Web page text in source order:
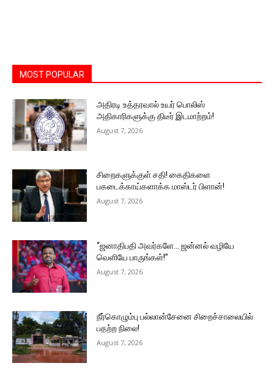
MOST POPULAR
அதிரடி உத்தரவால் உயர் பொலிஸ்
அதிகாரிகளுக்கு திடீர் இடமாற்றம்!
August 7, 2026
சிறைகளுக்குள் சதி! கைதிகளை
பகடைக்காய்களாக்க மாஸ்டர் பிளான்!
August 7, 2026
“ஜனாதிபதி அவர்களே… ஜன்னல் வழியே
வெளியே பாருங்கள்!”
August 7, 2026
நீர்கொழும்பு பல்லான்சேனை சிறைச்சாலையில்
பதற்ற நிலை!
August 7, 2026